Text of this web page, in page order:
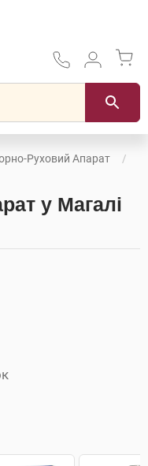
Руховий Апарат
у Магалі